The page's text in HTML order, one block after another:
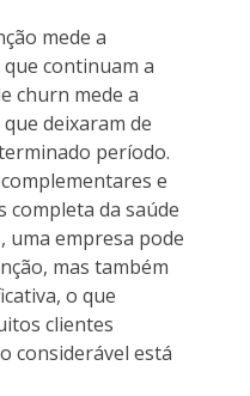
mede a
continuam a
churn mede a
deixaram de
período.
e
completa da saúde
uma empresa pode
mas também
o que
clientes
considerável está